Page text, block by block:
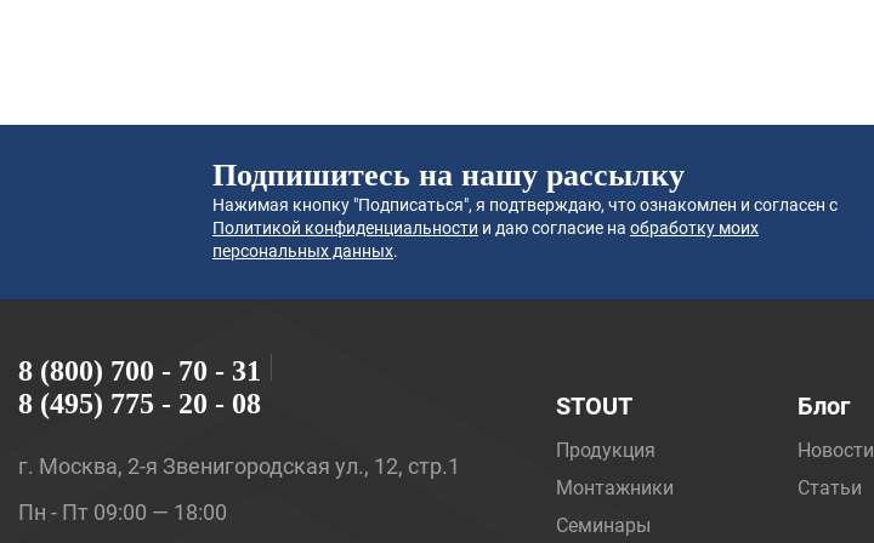
Подпишитесь на нашу рассылку
Нажимая кнопку "Подписаться", я подтверждаю, что ознакомлен и согласен с
Политикой конфиденциальности и даю согласие на обработку моих
персональных данных.
8 (800) 700 - 70 - 31
8 (495) 775 - 20 - 08
г. Москва, 2-я Звенигородская ул., 12, стр.1
Пн - Пт 09:00 — 18:00
STOUT
Продукция
Монтажники
Семинары
Блог
Новости
Статьи